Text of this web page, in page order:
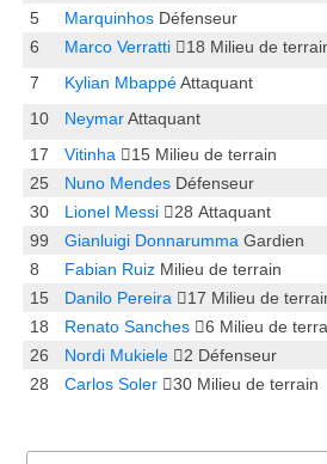
5
Marquinhos Défenseur
6
Marco Verratti 18 Milieu de
7
Kylian Mbappé Attaquant
10
Neymar Attaquant
17
Vitinha 15 Milieu de terrain
25
Nuno Mendes Défenseur
30
Lionel Messi 28 Attaquant
99
Gianluigi Donnarumma Gardien
8
Fabian Ruiz Milieu de terrain
15
Danilo Pereira 17 Milieu de
18
Renato Sanches 6 Milieu de
26
Nordi Mukiele 2 Défenseur
28
Carlos Soler 30 Milieu de terrain